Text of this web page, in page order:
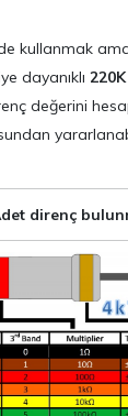
kullanmak
dayanıklı 220K
değerini
direnç